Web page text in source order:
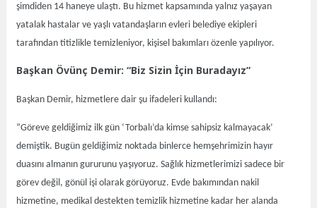
şimdiden 14 haneye ulaştı. Bu hizmet kapsamında yalnız yaşayan
yatalak hastalar ve yaşlı vatandaşların evleri belediye ekipleri
tarafından titizlikle temizleniyor, kişisel bakımları özenle yapılıyor.
Başkan Övünç Demir: “Biz Sizin İçin Buradayız”
Başkan Demir, hizmetlere dair şu ifadeleri kullandı:
“Göreve geldiğimiz ilk gün ‘Torbalı’da kimse sahipsiz kalmayacak’
demiştik. Bugün geldiğimiz noktada binlerce hemşehrimizin hayır
duasını almanın gururunu yaşıyoruz. Sağlık hizmetlerimizi sadece bir
görev değil, gönül işi olarak görüyoruz. Evde bakımından nakil
hizmetine, medikal destekten temizlik hizmetine kadar her alanda